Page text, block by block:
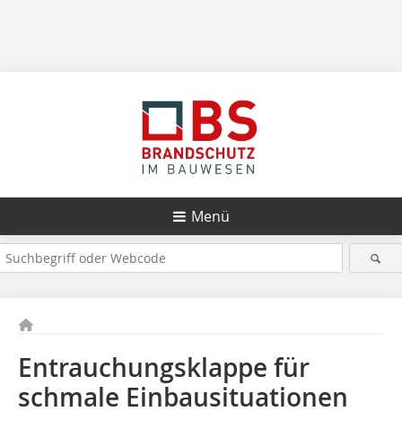
Menü
Entrauchungsklappe für
schmale Einbausituationen